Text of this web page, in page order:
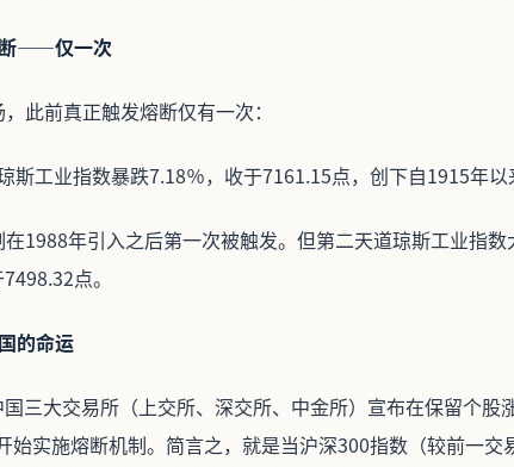
断——仅一次
此前真正触发熔断仅有一次：
斯工业指数暴跌7.18％，收于7161.15点，创下自1915年以
1988年引入之后第一次被触发。但第二天道琼斯工业指
点。
的命运
三大交易所（上交所、深交所、中金所）宣布在保留个股
始实施熔断机制。简言之，就是当沪深300指数（较前一交